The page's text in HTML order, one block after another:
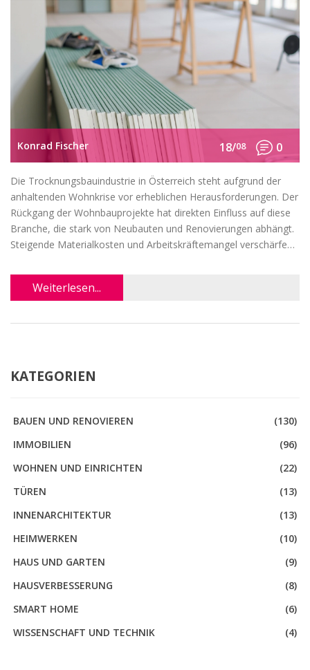
Konrad Fischer 18/08 0
Die Trocknungsbauindustrie in Österreich steht aufgrund der
anhaltenden Wohnkrise vor erheblichen Herausforderungen. Der
Rückgang der Wohnbauprojekte hat direkten Einfluss auf diese
Branche, die stark von Neubauten und Renovierungen abhängt.
Steigende Materialkosten und Arbeitskräftemangel verschärfen
Weiterlesen...
KATEGORIEN
BAUEN UND RENOVIEREN
(130)
IMMOBILIEN
(96)
WOHNEN UND EINRICHTEN
(22)
TÜREN
(13)
INNENARCHITEKTUR
(13)
HEIMWERKEN
(10)
HAUS UND GARTEN
(9)
HAUSVERBESSERUNG
(8)
SMART HOME
(6)
WISSENSCHAFT UND TECHNIK
(4)